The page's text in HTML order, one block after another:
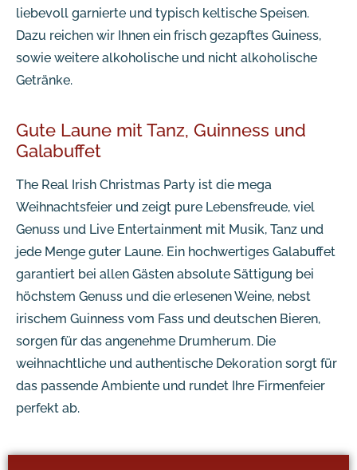
liebevoll garnierte und typisch keltische Speisen.
Dazu reichen wir Ihnen ein frisch gezapftes Guiness,
sowie weitere alkoholische und nicht alkoholische
Getränke.
Gute Laune mit Tanz, Guinness und
Galabuffet
The Real Irish Christmas Party ist die mega
Weihnachtsfeier und zeigt pure Lebensfreude, viel
Genuss und Live Entertainment mit Musik, Tanz und
jede Menge guter Laune. Ein hochwertiges Galabuffet
garantiert bei allen Gästen absolute Sättigung bei
höchstem Genuss und die erlesenen Weine, nebst
irischem Guinness vom Fass und deutschen Bieren,
sorgen für das angenehme Drumherum. Die
weihnachtliche und authentische Dekoration sorgt für
das passende Ambiente und rundet Ihre Firmenfeier
perfekt ab.